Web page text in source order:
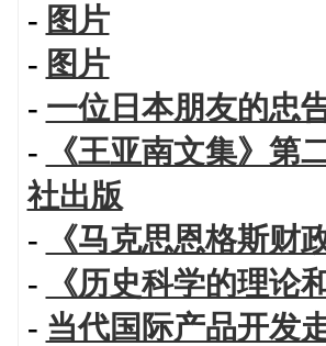
- 图片
- 图片
- 一位日本朋友的忠
-
《王亚南文集》第
社出版
-
《马克思恩格斯财
-
《历史科学的理论
- 当代国际产品开发